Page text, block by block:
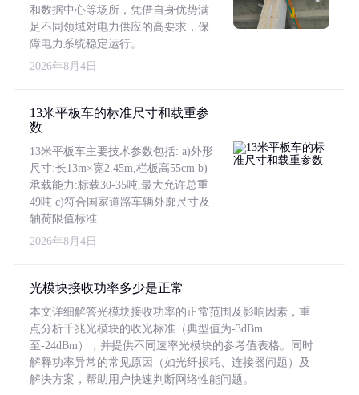
和数据中心等场所，凭借自身优势满
足不同领域对电力供应的高要求，保
障电力系统稳定运行。
2026年8月4日
13米平板车的标准尺寸和载重参
数
13米平板车主要技术参数包括: a)外形
尺寸:长13m×宽2.45m,栏板高55cm b)
承载能力:标载30-35吨,最大允许总重
49吨 c)符合国家道路车辆外廓尺寸及
轴荷限值标准
2026年8月4日
光模块接收功率多少是正常
本文详细解答光模块接收功率的正常范围及影响因素，重
点分析千兆光模块的收光标准（典型值为-3dBm
至-24dBm），并提供不同速率光模块的参考值表格。同时
解释功率异常的常见原因（如光纤损耗、连接器问题）及
解决方案，帮助用户快速判断网络性能问题。